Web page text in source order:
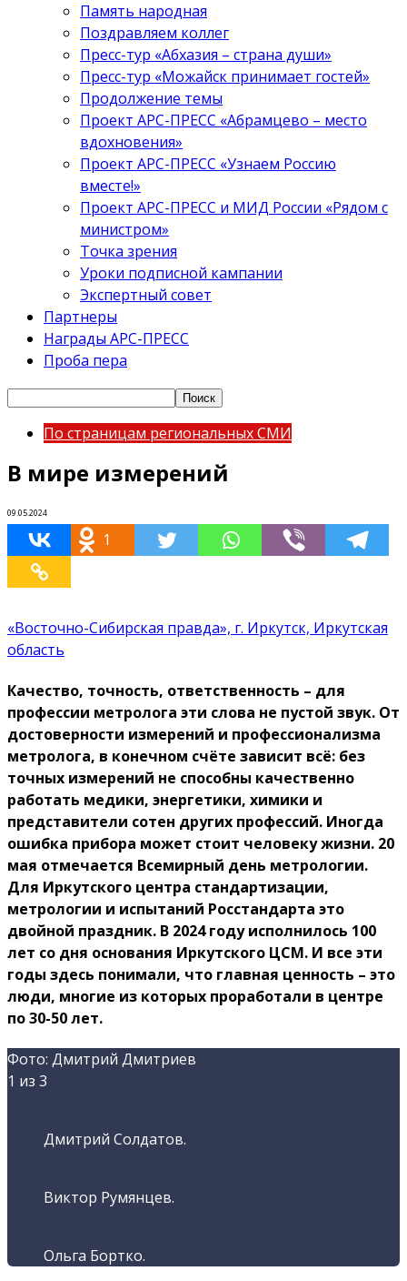
Память народная
Поздравляем коллег
Пресс-тур «Абхазия – страна души»
Пресс-тур «Можайск принимает гостей»
Продолжение темы
Проект АРС-ПРЕСС «Абрамцево – место
вдохновения»
Проект АРС-ПРЕСС «Узнаем Россию
вместе!»
Проект АРС-ПРЕСС и МИД России «Рядом с
министром»
Точка зрения
Уроки подписной кампании
Экспертный совет
Партнеры
Награды АРС-ПРЕСС
Проба пера
По страницам региональных СМИ
В мире измерений
09.05.2024
1
«Восточно-Сибирская правда», г. Иркутск, Иркутская
область
Качество, точность, ответственность – для
профессии метролога эти слова не пустой звук. От
достоверности измерений и профессионализма
метролога, в конечном счёте зависит всё: без
точных измерений не способны качественно
работать медики, энергетики, химики и
представители сотен других профессий. Иногда
ошибка прибора может стоит человеку жизни. 20
мая отмечается Всемирный день метрологии.
Для Иркутского центра стандартизации,
метрологии и испытаний Росстандарта это
двойной праздник. В 2024 году исполнилось 100
лет со дня основания Иркутского ЦСМ. И все эти
годы здесь понимали, что главная ценность – это
люди, многие из которых проработали в центре
по 30-50 лет.
Фото: Дмитрий Дмитриев
1 из 3
Дмитрий Солдатов.
Виктор Румянцев.
Ольга Бортко.